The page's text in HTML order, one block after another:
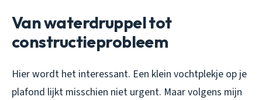
Van waterdruppel tot
constructieprobleem
Hier wordt het interessant. Een klein vochtplekje op je
plafond lijkt misschien niet urgent. Maar volgens mijn